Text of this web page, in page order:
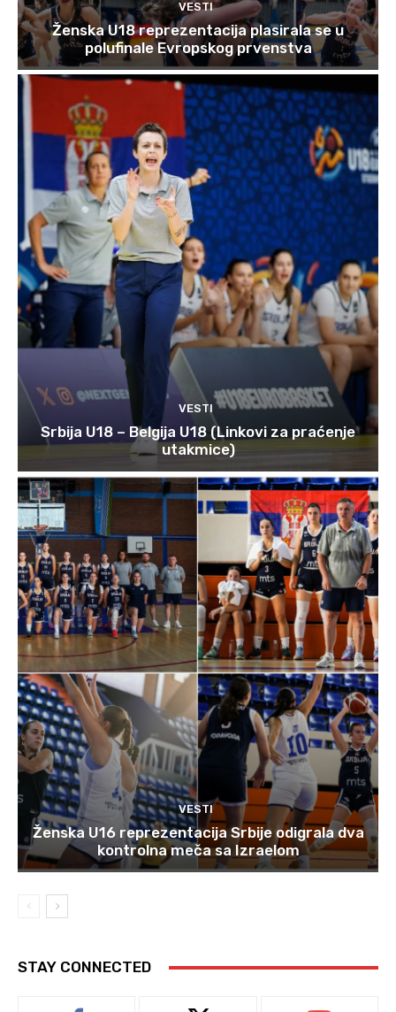
VESTI
Ženska U18 reprezentacija plasirala se u
polufinale Evropskog prvenstva
VESTI
Srbija U18 – Belgija U18 (Linkovi za praćenje
utakmice)
VESTI
Ženska U16 reprezentacija Srbije odigrala dva
kontrolna meča sa Izraelom
STAY CONNECTED